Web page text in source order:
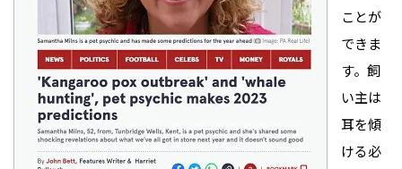
ことが
できま
す。飼
い主は
耳を傾
ける必